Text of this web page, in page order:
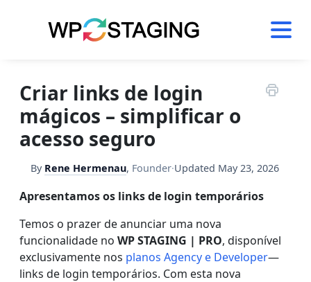
Criar links de login
mágicos – simplificar o
acesso seguro
By Rene Hermenau, Founder·Updated May 23, 2026
Apresentamos os links de login temporários
Temos o prazer de anunciar uma nova
funcionalidade no WP STAGING | PRO, disponível
exclusivamente nos planos Agency e Developer—
links de login temporários. Com esta nova